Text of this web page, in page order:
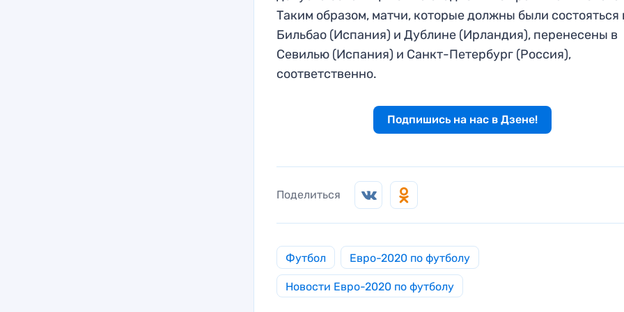
Таким образом, матчи, которые должны были состояться
Бильбао (Испания) и Дублине (Ирландия), перенесены в
Севилью (Испания) и Санкт-Петербург (Россия),
соответственно.
Подпишись на нас в Дзене!
Поделиться
Футбол Евро-2020 по футболу
Новости Евро-2020 по футболу